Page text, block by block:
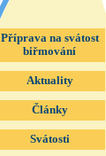
Příprava na svátost
biřmování
Aktuality
Články
Svátosti